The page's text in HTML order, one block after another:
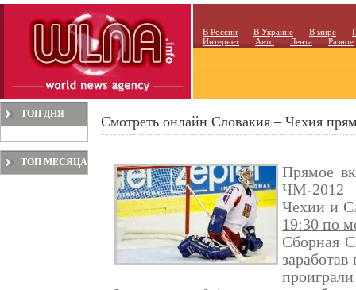
В России В Украине В мире
Интернет
Авто Лента Разное
ТОП ДНЯ
ТОП МЕСЯЦА
Смотреть онлайн Словакия – Чехия
Прямое
ЧМ-2012
Чехии и
19:30 по
Сборная